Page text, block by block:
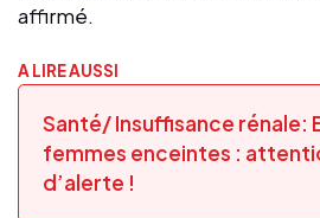
affirmé.
A LIRE AUSSI
Santé/ Insuffisance rénale:
femmes enceintes :
d’alerte !